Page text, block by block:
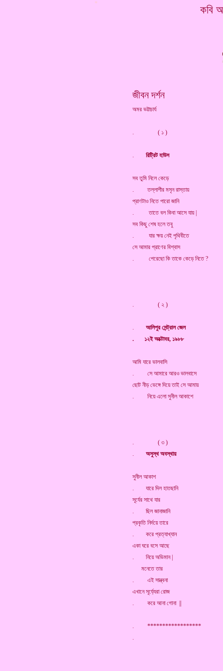
কবি
জীবন দর্শন
অমর ভট্টাচার্য
. ( ১ )
. রিট্রিট হাউস
সব তুমি নিলে কেড়ে
. তল্লাশীর মসৃন রাস্তায়
প্রাণটাও নিতে পারো জানি
. তাতে বল কিবা আসে যায় |
সব কিছু শেষ হলে তবু
. যার ক্ষয় নেই পৃথিবীতে
সে আমার প্রাণের বিশ্বাস
. পেরেছো কি তাকে কেড়ে নিতে ?
. ( ২ )
. আলিপুর সেন্ট্রাল জেল
. ১২ই অক্টোবর, ১৯৮৮
আমি যারে ভালবাসি
. সে আমারে আরও ভালবাসে
ছোট নীড় ভেঙ্গে দিয়ে তাই সে আমায়
. নিয়ে এলো সুনীল আকাশে
. ( ৩ )
. অসুস্থ অবস্থায়
সুনীল আকাশ
. যারে দিল হাতছানি
সূর্যের সাথে যার
. ছিল জানাজানি
প্রকৃতি নির্দয়ে তারে
. করে প্রত্যাখ্যান
একা ঘরে বসে আছে
. নিয়ে অভিমান |
মনেতে তার
. এই সান্ত্বনা
এখানে সূর্য্যেরা রোজ
. করে আনা গোনা ||
. ******************
*